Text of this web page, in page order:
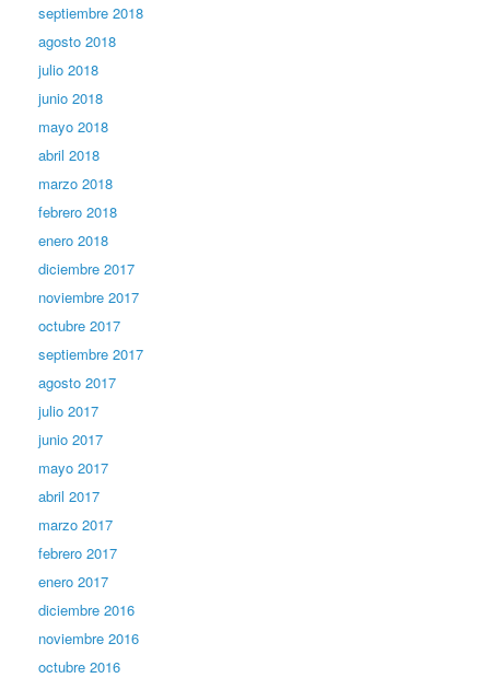
septiembre 2018
agosto 2018
julio 2018
junio 2018
mayo 2018
abril 2018
marzo 2018
febrero 2018
enero 2018
diciembre 2017
noviembre 2017
octubre 2017
septiembre 2017
agosto 2017
julio 2017
junio 2017
mayo 2017
abril 2017
marzo 2017
febrero 2017
enero 2017
diciembre 2016
noviembre 2016
octubre 2016